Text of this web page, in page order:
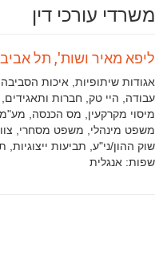
משרדי עורכי דין
ליפא מאיר ושות', תל
תחומי
עיסוק:
אגודות שיתופיות, איכות
עבודה, היי טק, חברות ותאגידים,
מיסוי מקרקעין, מס הכנסה,
משפט מינהלי, משפט מסחרי,
שוק ההון/ני"ע, תביעות ייצוגיות,
שפות: אנגלית